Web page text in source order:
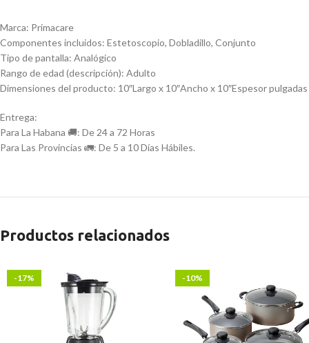
Marca: Primacare
Componentes incluidos: Estetoscopio, Dobladillo, Conjunto
Tipo de pantalla: Analógico
Rango de edad (descripción): Adulto
Dimensiones del producto: 10″Largo x 10″Ancho x 10″Espesor pulgadas
Entrega:
Para La Habana 🚚: De 24 a 72 Horas
Para Las Provincias 🚛: De 5 a 10 Días Hábiles.
Productos relacionados
-17% -10%